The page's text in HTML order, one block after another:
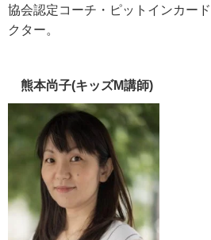
協会認定コーチ・ピットインカー
クター。
熊本尚子(キッズM講師)